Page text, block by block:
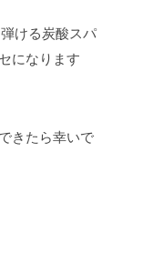
ける炭酸スパ
になります
きたら幸いで